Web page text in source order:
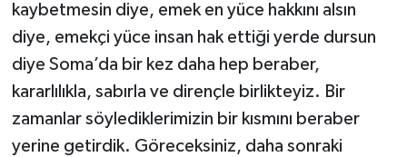
kaybetmesin diye, emek en yüce hakkını alsın
diye, emekçi yüce insan hak ettiği yerde dursun
diye Soma’da bir kez daha hep beraber,
kararlılıkla, sabırla ve dirençle birlikteyiz. Bir
zamanlar söylediklerimizin bir kısmını beraber
yerine getirdik. Göreceksiniz, daha sonraki